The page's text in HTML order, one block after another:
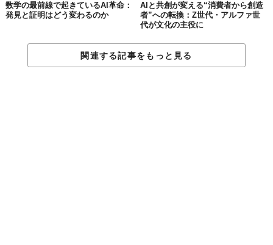
数学の最前線で起きているAI革命：
発見と証明はどう変わるのか
AIと共創が変える“消費者から創造
者”への転換：Z世代・アルファ世
代が文化の主役に
関連する記事をもっと見る